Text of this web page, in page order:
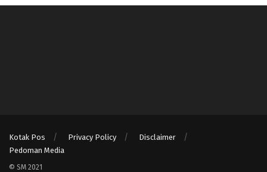
Kotak Pos Privacy Policy
Disclaimer
Pedoman Media
© SM 2021